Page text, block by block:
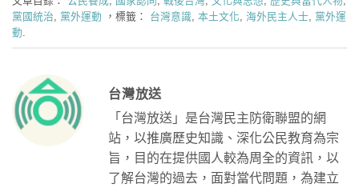
黨國統治, 黨外運動 ，標籤： 台灣意識, 本土文化, 海外民主人士, 黨外運
動.
台灣放送
「台灣放送」是台灣民主防衛聯盟的網
站，以推廣歷史知識、深化公民教育為宗
旨，目的在提供國人較為周全的資訊，以
了解台灣的過去，面對當代問題，為建立